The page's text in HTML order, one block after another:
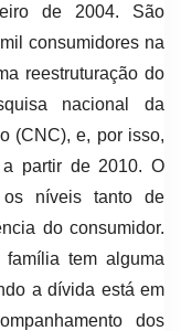
de 2004. São
consumidores na
reestruturação do
nacional da
(CNC), e, por isso,
partir de 2010. O
níveis tanto de
do consumidor.
tem alguma
a dívida está em
dos